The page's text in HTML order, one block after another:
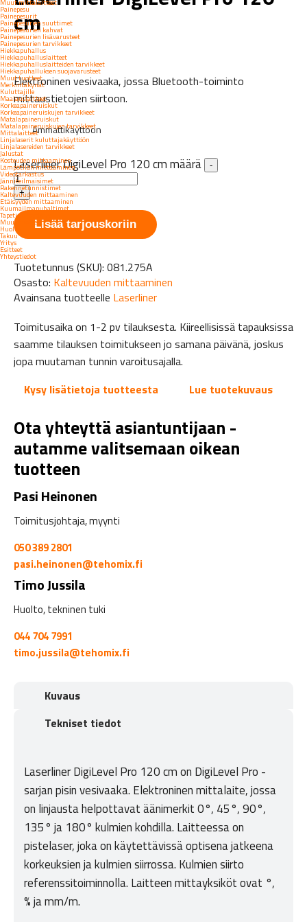
Painepesu
Painepesurit
Painepesurien suuttimet
Painepesurien kahvat
Painepesurien lisävarusteet
Painepesurien tarvikkeet
Hiekkapuhallus
Hiekkapuhalluslaitteet
Hiekkapuhalluslaitteiden tarvikkeet
Hiekkapuhalluksen suojavarusteet
Muut tuotteet
Merkintäkynät
Kuluttajille
Maalauslaitteet
Korkeapaineruiskut
Korkeapaineruiskujen tarvikkeet
Matalapaineruiskut
Matalapaineruiskujen tarvikkeet
Mittalaitteet
Linjalaserit kuluttajakäyttöön
Linjalasereiden tarvikkeet
Jalustat
Kosteuden mittaaminen
Lämpötilan mittaaminen
Videotarkastus
Jänniteilmaisimet
Rakennetunnistimet
Kaltevuuden mittaaminen
Etäisyyden mittaaminen
Kuumailmapuhaltimet
Tapetinirrottimet
Muut tuotteet
Huolto
Takuu
Yritys
Esitteet
Yhteystiedot
cm
Elektroninen vesivaaka, jossa Bluetooth-toiminto
mittaustietojen siirtoon.
Ammattikäyttöön
Laserliner DigiLevel Pro 120 cm määrä -
+
Lisää tarjouskoriin
Tuotetunnus (SKU): 081.275A
Osasto: Kaltevuuden mittaaminen
Avainsana tuotteelle Laserliner
Toimitusaika on 1-2 pv tilauksesta. Kiireellisissä tapauksissa
saamme tilauksen toimitukseen jo samana päivänä, joskus
jopa muutaman tunnin varoitusajalla.
Kysy lisätietoja tuotteesta
Lue tuotekuvaus
Ota yhteyttä asiantuntijaan -
autamme valitsemaan oikean
tuotteen
Pasi Heinonen
Toimitusjohtaja, myynti
050 389 2801
pasi.heinonen@tehomix.fi
Timo Jussila
Huolto, tekninen tuki
044 704 7991
timo.jussila@tehomix.fi
Kuvaus
Tekniset tiedot
Laserliner DigiLevel Pro 120 cm on DigiLevel Pro -
sarjan pisin vesivaaka. Elektroninen mittalaite, jossa
on linjausta helpottavat äänimerkit 0°, 45°, 90°,
135° ja 180° kulmien kohdilla. Laitteessa on
pistelaser, joka on käytettävissä optisena jatkeena
korkeuksien ja kulmien siirrossa. Kulmien siirto
referenssitoiminnolla. Laitteen mittayksiköt ovat °,
% ja mm/m.